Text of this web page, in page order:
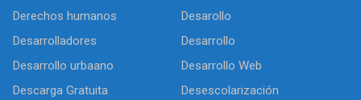
Derechos humanos
Desarollo
Desarrolladores
Desarrollo
Desarrollo urbaano
Desarrollo Web
Descarga Gratuita
Desescolarización